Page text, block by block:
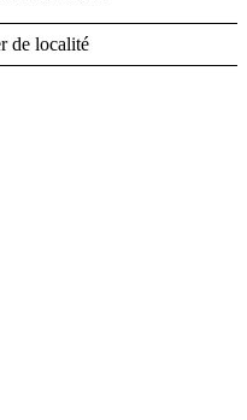
de localité